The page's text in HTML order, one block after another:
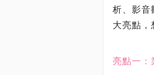
析、影音
大亮點，
亮點一：